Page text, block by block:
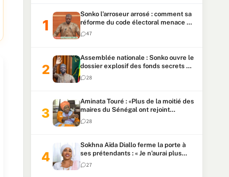
Sonko l’arroseur arrosé : comment sa
réforme du code électoral menace sa
candidature
47
Assemblée nationale : Sonko ouvre le
dossier explosif des fonds secrets et
du patrimoine présidentiel
28
Aminata Touré : «Plus de la moitié des
maires du Sénégal ont rejoint
Kiiraay»
28
Sokhna Aïda Diallo ferme la porte à
ses prétendants : « Je n’aurai plus
jamais un autre mari »
27